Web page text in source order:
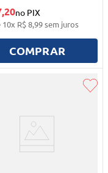
no PIX
10x R$8,99sem juros
COMPRAR